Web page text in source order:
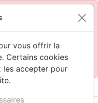
: Se connecter
Maison de la Bible
vous offrir la
Certains cookies
les accepter pour